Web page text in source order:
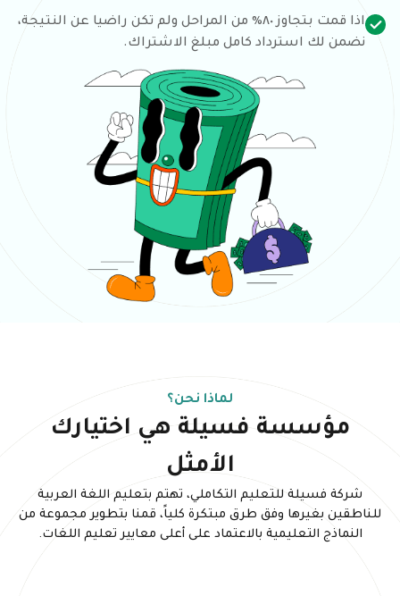
اذا قمت بتجاوز ٨٠٪ من المراحل ولم تكن راضيا عن النتيجة،
نضمن لك استرداد كامل مبلغ الاشتراك.
لماذا نحن؟
مؤسسة فسيلة هي اختيارك
الأمثل
شركة فسيلة للتعليم التكاملي، تهتم بتعليم اللغة العربية
للناطقين بغيرها وفق طرق مبتكرة كلياً، قمنا بتطوير مجموعة من
النماذج التعليمية بالاعتماد على أعلى معايير تعليم اللغات.